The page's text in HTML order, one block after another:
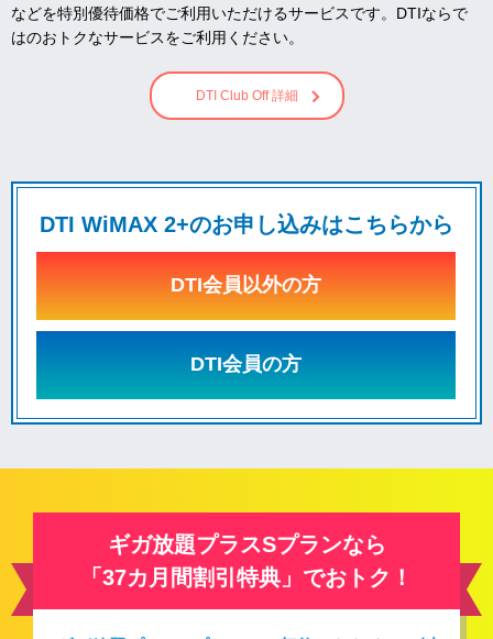
などを特別優待価格でご利用いただけるサービスです。DTIならで
はのおトクなサービスをご利用ください。
DTI Club Off 詳細
DTI WiMAX 2+のお申し込みはこちらから
DTI会員以外の方
DTI会員の方
ギガ放題プラスSプランなら
「37カ月間割引特典」でおトク！